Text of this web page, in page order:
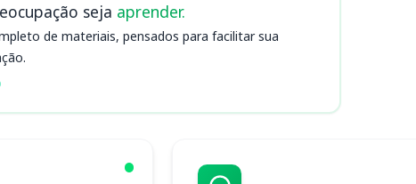
seja aprender.
de materiais, pensados para facilitar sua